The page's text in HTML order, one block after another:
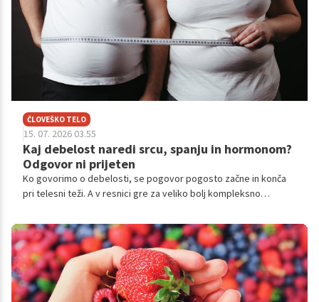
ČLOVEŠKO TELO
15. 07. 2026 03.55
Kaj debelost naredi srcu, spanju in hormonom?
Odgovor ni prijeten
Ko govorimo o debelosti, se pogovor pogosto začne in konča
pri telesni teži. A v resnici gre za veliko bolj kompleksno
globoko v delovanje celotnega telesa. Debelost vpliva na srce,
presnovo, hormone, spanec in celo na to, kako se počutimo čez
dan.